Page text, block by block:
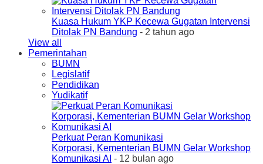
Kuasa Hukum YKP Kecewa Gugatan Intervensi
Ditolak PN Bandung - 2 tahun ago
View all
Pemerintahan
BUMN
Legislatif
Pendidikan
Yudikatif
Perkuat Peran Komunikasi
Korporasi, Kementerian BUMN Gelar Workshop
Komunikasi AI - 12 bulan ago